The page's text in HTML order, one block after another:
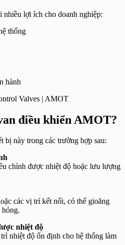
nhiều lợi ích cho doanh nghiệp:
thống
hành
điều khiển AMOT?
bị này trong các trường hợp sau:
chỉnh được nhiệt độ hoặc lưu lượng
các vị trí kết nối, có thể gioăng
nhiệt độ
nhiệt độ ổn định cho hệ thống làm